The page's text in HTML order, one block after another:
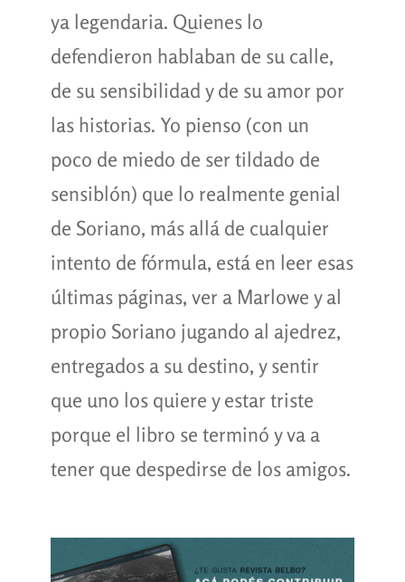
ya legendaria. Quienes lo
defendieron hablaban de su calle,
de su sensibilidad y de su amor por
las historias. Yo pienso (con un
poco de miedo de ser tildado de
sensiblón) que lo realmente genial
de Soriano, más allá de cualquier
intento de fórmula, está en leer esas
últimas páginas, ver a Marlowe y al
propio Soriano jugando al ajedrez,
entregados a su destino, y sentir
que uno los quiere y estar triste
porque el libro se terminó y va a
tener que despedirse de los amigos.